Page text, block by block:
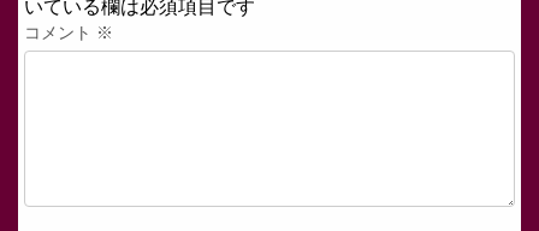
いている欄は必須項目です
コメント ※